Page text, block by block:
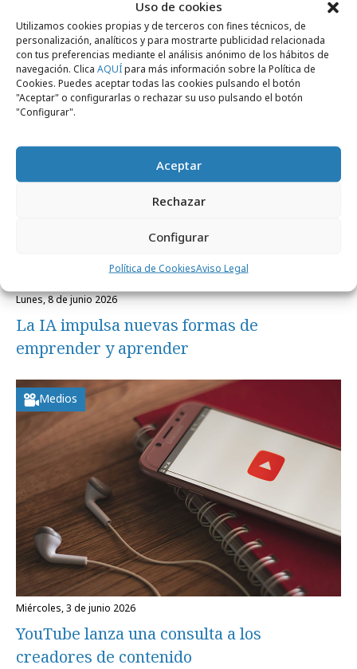
Uso de cookies
Utilizamos cookies propias y de terceros con fines técnicos, de
personalización, analíticos y para mostrarte publicidad relacionada
con tus preferencias mediante el análisis anónimo de los hábitos de
navegación. Clica AQUÍpara más información sobre la Política de
Cookies. Puedes aceptar todas las cookies pulsando el botón
"Aceptar" o configurarlas o rechazar su uso pulsando el botón
"Configurar".
Aceptar
Rechazar
Configurar
Política de CookiesAviso Legal
Noticias Relacionadas
Empresas y Negocios
lunes, 8 de junio 2026
La IA impulsa nuevas formas de
emprender y aprender
Medios
miércoles, 3 de junio 2026
YouTube lanza una consulta a los
creadores de contenido